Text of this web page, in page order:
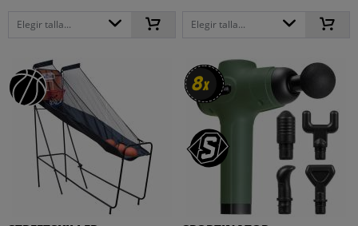
Elegir talla... Elegir talla...
8x
8x